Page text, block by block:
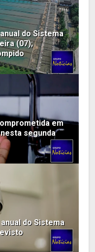
do Sistema
(07);
em
segunda
do Sistema